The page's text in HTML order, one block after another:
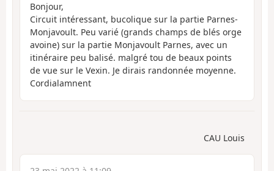
Bonjour,
Circuit intéressant, bucolique sur la partie Parnes-
Monjavoult. Peu varié (grands champs de blés orge
avoine) sur la partie Monjavoult Parnes, avec un
itinéraire peu balisé. malgré tou de beaux points
de vue sur le Vexin. Je dirais randonnée moyenne.
Cordialamnent
CAU Louis